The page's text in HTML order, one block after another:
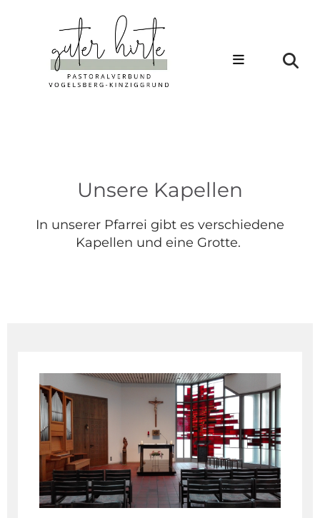
Unsere Kapellen
In unserer Pfarrei gibt es verschiedene
Kapellen und eine Grotte.